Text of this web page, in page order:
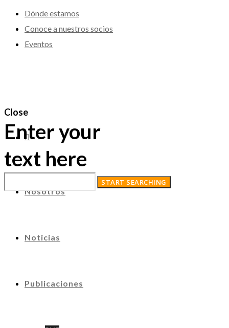
Dónde estamos
Conoce a nuestros socios
Eventos
Nosotros
Noticias
Publicaciones
Close
Enter your
text here